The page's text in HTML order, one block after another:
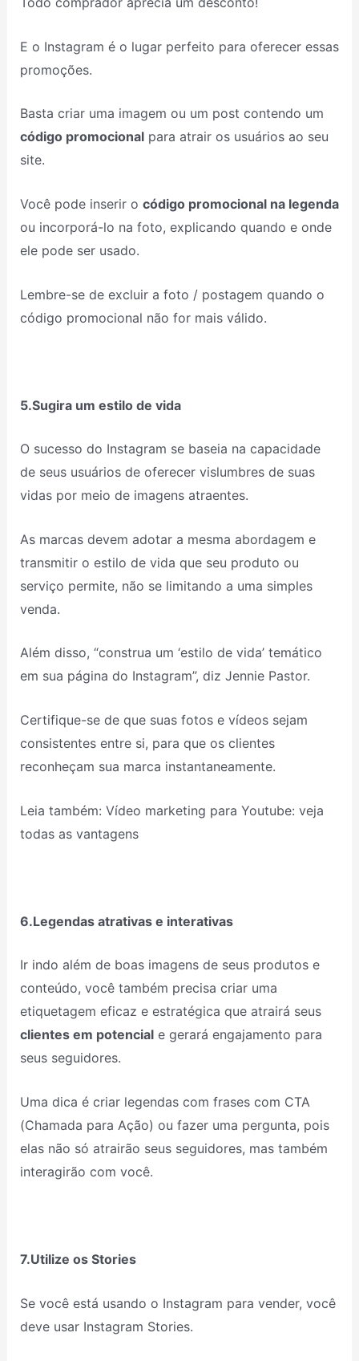
E o Instagram é o lugar perfeito para oferecer essas
promoções.
Basta criar uma imagem ou um post contendo um
código promocionalpara atrair os usuários ao seu
site.
Você pode inserir o código promocional na legenda
ou incorporá-lo na foto, explicando quando e onde
ele pode ser usado.
Lembre-se de excluir a foto / postagem quando o
código promocional não for mais válido.
5.Sugira um estilo de vida
O sucesso do Instagram se baseia na capacidade
de seus usuários de oferecer vislumbres de suas
vidas por meio de imagens atraentes.
As marcas devem adotar a mesma abordagem e
transmitir o estilo de vida que seu produto ou
serviço permite, não se limitando a uma simples
venda.
Além disso, “construa um ‘estilo de vida’ temático
em sua página do Instagram”, diz Jennie Pastor.
Certifique-se de que suas fotos e vídeos sejam
consistentes entre si, para que os clientes
reconheçam sua marca instantaneamente.
Leia também: Vídeo marketing para Youtube: veja
todas as vantagens
6.Legendas atrativas e interativas
Ir indo além de boas imagens de seus produtos e
conteúdo, você também precisa criar uma
etiquetagem eficaz e estratégica que atrairá seus
clientes em potenciale gerará engajamento para
seus seguidores.
Uma dica é criar legendas com frases com CTA
(Chamada para Ação) ou fazer uma pergunta, pois
elas não só atrairão seus seguidores, mas também
interagirão com você.
7.Utilize os Stories
Se você está usando o Instagram para vender, você
deve usar Instagram Stories.